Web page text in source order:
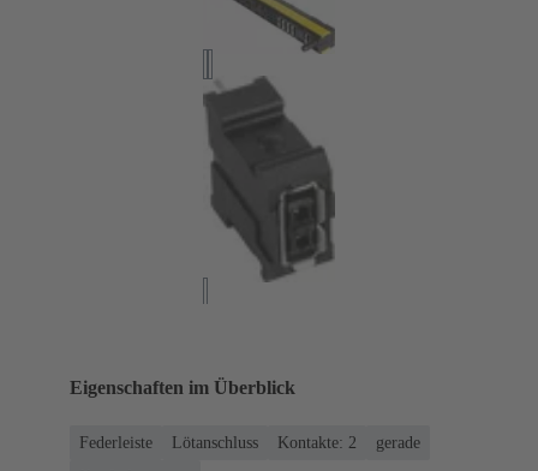
Eigenschaften im Überblick
Federleiste Lötanschluss Kontakte: 2
gerade